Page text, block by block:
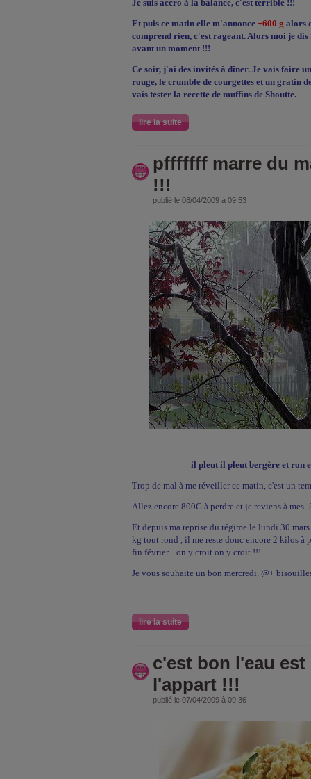
Je suis accro à la balance, c'est terrible !!!
Et puis ce matin elle m'annonce +600 g alors
comprend rien, c'est rageant. Alors moi je dis
avant un moment !!!
Ce soir, j'ai des invités à dîner. Je vais faire
rouge, le crumble de courgettes et un gratin
vais tester la recette de muffins de Shoutte.
lire la suite
pfffffff marre du
!!!
publié le 08/04/2009 à 09:53
il pleut il pleut bergère et ron
Trop de mal à me réveiller ce matin, c'est un
Allez encore 800G à perdre et je reviens à mes
Et depuis ma reprise du régime le lundi 30
kg tout rond , il me reste donc encore 2 kilos à
fin février... on y croit on y croit !!!
Je vous souhaite un bon mercredi. @+
lire la suite
c'est bon l'eau est
l'appart !!!
publié le 07/04/2009 à 09:36